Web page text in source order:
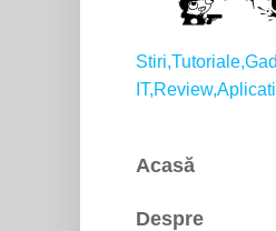
Acasă
Despre